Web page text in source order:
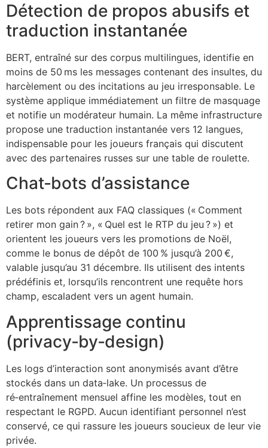
Détection de propos abusifs et
traduction instantanée
BERT, entraîné sur des corpus multilingues, identifie en
moins de 50 ms les messages contenant des insultes, du
harcèlement ou des incitations au jeu irresponsable. Le
système applique immédiatement un filtre de masquage
et notifie un modérateur humain. La même infrastructure
propose une traduction instantanée vers 12 langues,
indispensable pour les joueurs français qui discutent
avec des partenaires russes sur une table de roulette.
Chat‑bots d’assistance
Les bots répondent aux FAQ classiques (« Comment
retirer mon gain ? », « Quel est le RTP du jeu ? ») et
orientent les joueurs vers les promotions de Noël,
comme le bonus de dépôt de 100 % jusqu’à 200 €,
valable jusqu’au 31 décembre. Ils utilisent des intents
prédéfinis et, lorsqu’ils rencontrent une requête hors
champ, escaladent vers un agent humain.
Apprentissage continu
(privacy‑by‑design)
Les logs d’interaction sont anonymisés avant d’être
stockés dans un data‑lake. Un processus de
ré‑entraînement mensuel affine les modèles, tout en
respectant le RGPD. Aucun identifiant personnel n’est
conservé, ce qui rassure les joueurs soucieux de leur vie
privée.